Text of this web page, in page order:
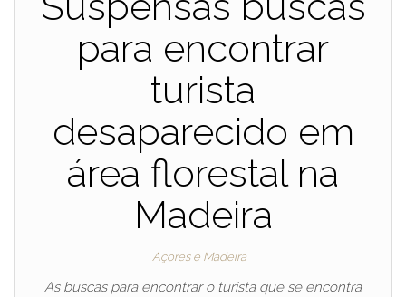
para encontrar
turista
desaparecido em
área florestal na
Madeira
Açores e Madeira
As buscas para encontrar o turista que se encontra